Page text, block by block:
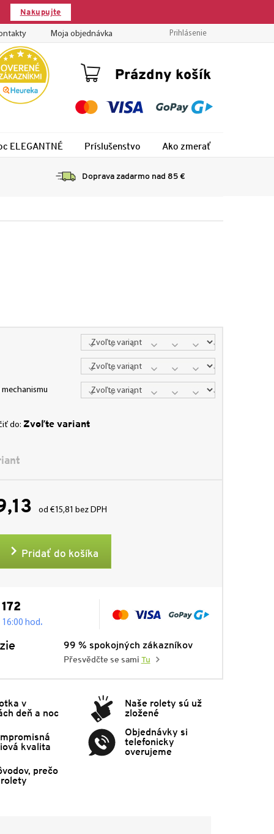
Nakupujte
Moja objednávka Prihlásenie
Nákupný
Prázdny košík
ELEGANTNÉ Príslušenstvo Ako zmerať
Doprava zadarmo nad 85 €
od€15,81 bez DPH
mechanismu
do: Zvoľte variant
Pridať do košíka
16:00 hod.
99 % spokojných zákazníkov
Přesvědčte se sami Tu
v
deň a noc
Naše rolety sú už
zložené
kvalita
Objednávky si
telefonicky
overujeme
prečo